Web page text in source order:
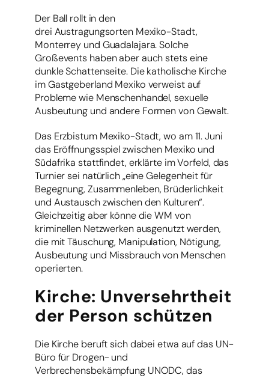
Der Ball rollt in den
drei Austragungsorten Mexiko-Stadt,
Monterrey und Guadalajara. Solche
Großevents haben aber auch stets eine
dunkle Schattenseite. Die katholische Kirche
im Gastgeberland Mexiko verweist auf
Probleme wie Menschenhandel, sexuelle
Ausbeutung und andere Formen von Gewalt.
Das Erzbistum Mexiko-Stadt, wo am 11. Juni
das Eröffnungsspiel zwischen Mexiko und
Südafrika stattfindet, erklärte im Vorfeld, das
Turnier sei natürlich „eine Gelegenheit für
Begegnung, Zusammenleben, Brüderlichkeit
und Austausch zwischen den Kulturen“.
Gleichzeitig aber könne die WM von
kriminellen Netzwerken ausgenutzt werden,
die mit Täuschung, Manipulation, Nötigung,
Ausbeutung und Missbrauch von Menschen
operierten.
Kirche: Unversehrtheit
der Person schützen
Die Kirche beruft sich dabei etwa auf das UN-
Büro für Drogen- und
Verbrechensbekämpfung UNODC, das